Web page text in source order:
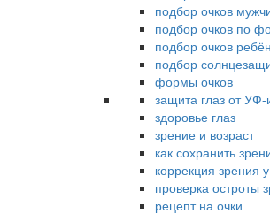
подбор очков
подбор очков по
подбор очков
подбор
формы очков
защита глаз от УФ-
здоровье глаз
зрение и возраст
как сохранить
коррекция зрения
проверка остроты
рецепт на очки